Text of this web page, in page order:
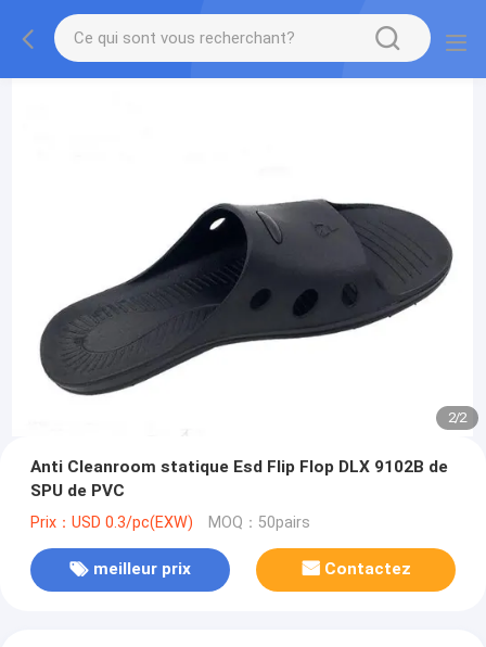
2/2
Anti Cleanroom statique Esd Flip Flop DLX 9102B de
SPU de PVC
Prix：USD 0.3/pc(EXW) MOQ：50pairs
meilleur prix Contactez